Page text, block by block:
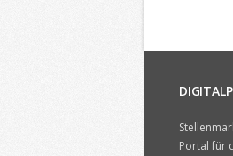
Portal für